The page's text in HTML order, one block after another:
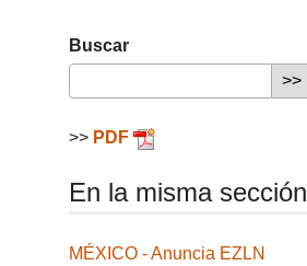
Buscar
>> PDF
En la misma sección
MÉXICO - Anuncia EZLN